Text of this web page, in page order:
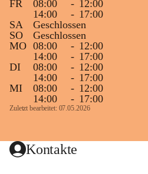
FR
08:00 - 12:00
14:00
- 17:00
SA
Geschlossen
SO
Geschlossen
MO 08:00 - 12:00
14:00
- 17:00
DI
08:00 - 12:00
14:00
- 17:00
MI
08:00 - 12:00
14:00
- 17:00
Zuletzt bearbeitet: 07.05.2026
Kontakte